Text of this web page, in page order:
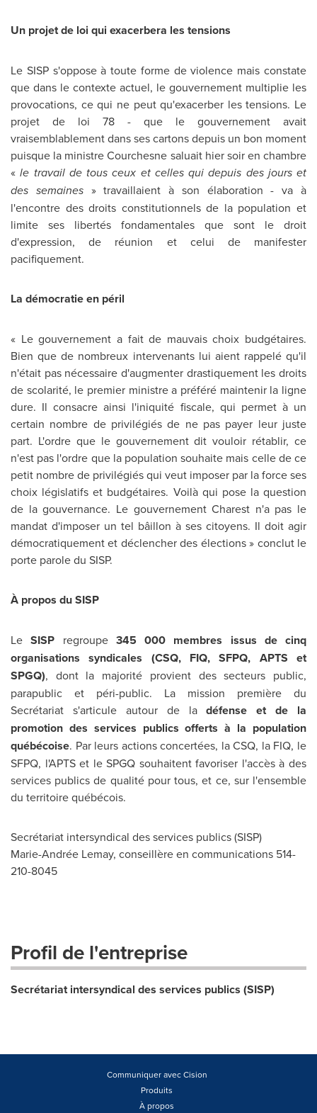
Un projet de loi qui exacerbera les tensions
Le SISP s'oppose à toute forme de violence mais constate
que dans le contexte actuel, le gouvernement multiplie les
provocations, ce qui ne peut qu'exacerber les tensions. Le
projet de loi 78 - que le gouvernement avait
vraisemblablement dans ses cartons depuis un bon moment
puisque la ministre Courchesne saluait hier soir en chambre
«le travail de tous ceux et celles qui depuis des jours et
des semaines » travaillaient à son élaboration - va à
l'encontre des droits constitutionnels de la population et
limite ses libertés fondamentales que sont le droit
d'expression, de réunion et celui de manifester
pacifiquement.
La démocratie en péril
« Le gouvernement a fait de mauvais choix budgétaires.
Bien que de nombreux intervenants lui aient rappelé qu'il
n'était pas nécessaire d'augmenter drastiquement les droits
de scolarité, le premier ministre a préféré maintenir la ligne
dure. Il consacre ainsi l'iniquité fiscale, qui permet à un
certain nombre de privilégiés de ne pas payer leur juste
part. L'ordre que le gouvernement dit vouloir rétablir, ce
n'est pas l'ordre que la population souhaite mais celle de ce
petit nombre de privilégiés qui veut imposer par la force ses
choix législatifs et budgétaires. Voilà qui pose la question
de la gouvernance. Le gouvernement Charest n'a pas le
mandat d'imposer un tel bâillon à ses citoyens. Il doit agir
démocratiquement et déclencher des élections » conclut le
porte parole du SISP.
À propos du SISP
LeSISP regroupe 345 000 membres issus de cinq
organisations syndicales (CSQ, FIQ, SFPQ, APTS et
SPGQ), dont la majorité provient des secteurs public,
parapublic et péri-public. La mission première du
Secrétariat s'articule autour de ladéfense et de la
promotion des services publics offerts à la population
québécoise. Par leurs actions concertées, la CSQ, la FIQ, le
SFPQ, l'APTS et le SPGQ souhaitent favoriser l'accès à des
services publics de qualité pour tous, et ce, sur l'ensemble
du territoire québécois.
Secrétariat intersyndical des services publics (SISP)
Marie-Andrée Lemay, conseillère en communications 514-
210-8045
Profil de l'entreprise
Secrétariat intersyndical des services publics (SISP)
Communiquer avec Cision
Produits
À propos